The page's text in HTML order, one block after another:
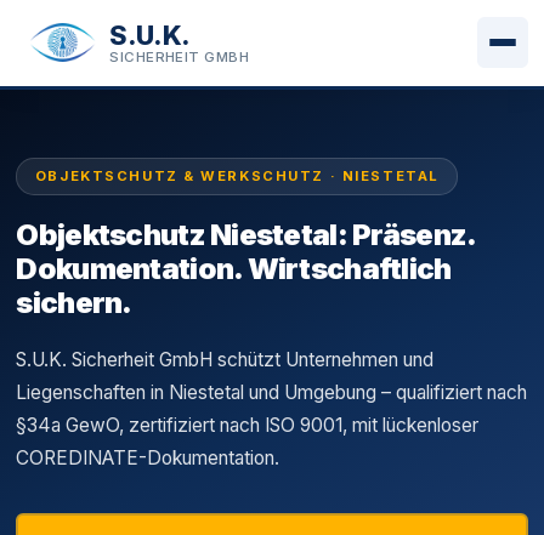
S.U.K.
SICHERHEIT GMBH
OBJEKTSCHUTZ & WERKSCHUTZ · NIESTETAL
Objektschutz Niestetal: Präsenz.
Dokumentation. Wirtschaftlich
sichern.
S.U.K. Sicherheit GmbH schützt Unternehmen und
Liegenschaften in Niestetal und Umgebung – qualifiziert nach
§34a GewO, zertifiziert nach ISO 9001, mit lückenloser
COREDINATE-Dokumentation.